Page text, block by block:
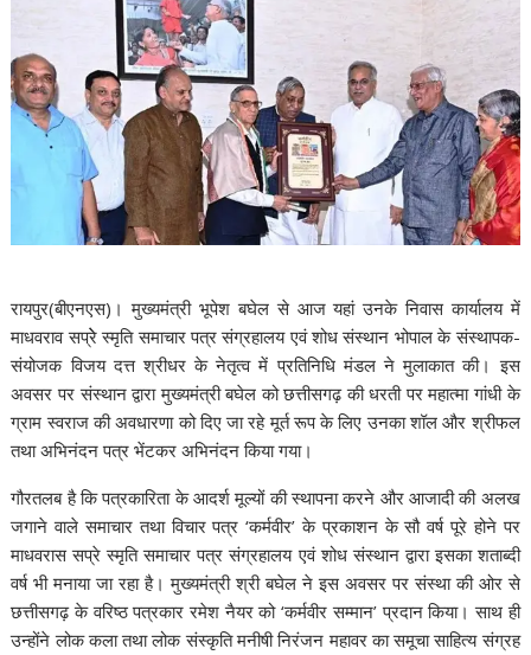
रायपुर(बीएनएस) । मुख्यमंत्री भूपेश बघेल से आज यहां उनके निवास कार्यालय में
माधवराव सप्रेे स्मृति समाचार पत्र संग्रहालय एवं शोध संस्थान भोपाल के संस्थापक-
संयोजक विजय दत्त श्रीधर के नेतृत्व में प्रतिनिधि मंडल ने मुलाकात की। इस
अवसर पर संस्थान द्वारा मुख्यमंत्री बघेल को छत्तीसगढ़ की धरती पर महात्मा गांधी के
ग्राम स्वराज की अवधारणा को दिए जा रहे मूर्त रूप के लिए उनका शॉल और श्रीफल
तथा अभिनंदन पत्र भेंटकर अभिनंदन किया गया।
गौरतलब है कि पत्रकारिता के आदर्श मूल्यों की स्थापना करने और आजादी की अलख
जगाने वाले समाचार तथा विचार पत्र ‘कर्मवीर’ के प्रकाशन के सौ वर्ष पूरे होने पर
माधवरास सप्रे स्मृति समाचार पत्र संग्रहालय एवं शोध संस्थान द्वारा इसका शताब्दी
वर्ष भी मनाया जा रहा है। मुख्यमंत्री श्री बघेल ने इस अवसर पर संस्था की ओर से
छत्तीसगढ़ के वरिष्ठ पत्रकार रमेश नैयर को ‘कर्मवीर सम्मान’ प्रदान किया। साथ ही
उन्होंने लोक कला तथा लोक संस्कृति मनीषी निरंजन महावर का समूचा साहित्य संग्रह